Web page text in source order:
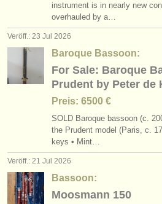
instrument is in nearly new
overhauled by a…
Veröff.: 23 Jul 2026
Baroque Bassoon:
For Sale: Baroque
Prudent by Peter de
Preis: 6500 €
SOLD Baroque bassoon (c.
the Prudent model (Paris, c.
keys • Mint…
Veröff.: 21 Jul 2026
Bassoon:
Moosmann 150